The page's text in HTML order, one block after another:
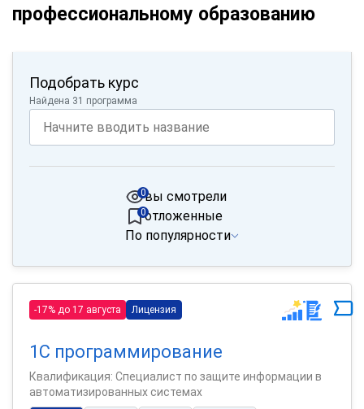
профессиональному образованию
Подобрать курс
Найдена 31 программа
вы смотрели
0
отложенные
0
По популярности
-17% до 17 августа Лицензия
1С программирование
Квалификация: Специалист по защите информации в
автоматизированных системах